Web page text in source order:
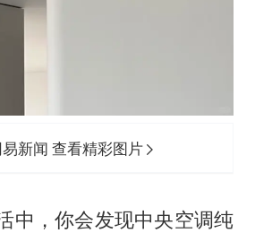
新闻 查看精彩图片
中，你会发现中央空调纯